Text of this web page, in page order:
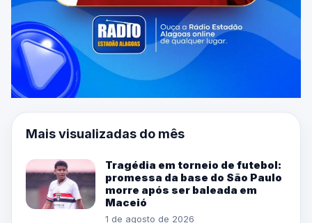
Mais visualizadas do mês
Tragédia em torneio de futebol:
promessa da base do São Paulo
morre após ser baleada em
Maceió
1 de agosto de 2026